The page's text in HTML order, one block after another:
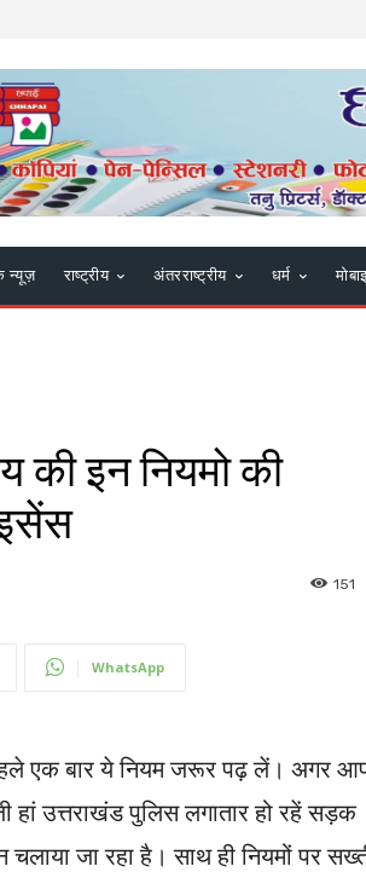
न्यूज़ राष्ट्रीय अंतरराष्ट्रीय धर्म
की इन नियमो की
151
WhatsApp
एक बार ये नियम जरूर पढ़ लें। अगर
हां उत्तराखंड पुलिस लगातार हो रहें सड़क
जा रहा है। साथ ही नियमों पर